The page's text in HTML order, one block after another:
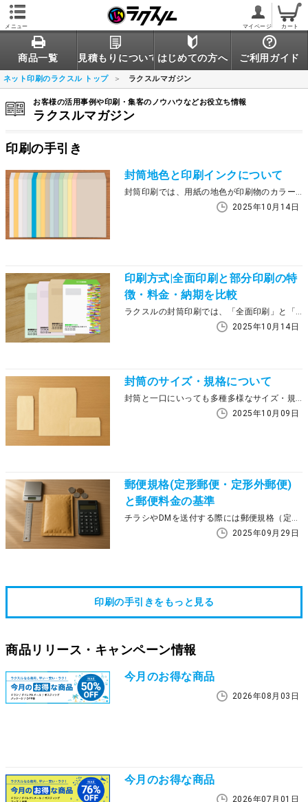
メニュー マイページ カート
商品一覧 見積もりについてはじめての方へ ご利用ガイド
ネット印刷のラクスル トップ ラクスルマガジン
お客様の活用事例や印刷・集客のノウハウなどお役立ち情報
ラクスルマガジン
印刷の手引き
封筒地色と印刷インクについて
封筒印刷では、用紙の地色が印刷物のカラーに大きな影響を与えます。イメージ通りのカラーで仕上げるには、封筒の地色ごとに印刷色がどのように変化するのかを知っておくことが重要です。 この記事では、正確なカラーを再現するために不可欠な特色インクの役割、そして印刷データの作成時に注意すべきポイントなどについて解説します。
2025年10月14日
印刷方式|全面印刷と部分印刷の特
徴・料金・納期を比較
ラクスルの封筒印刷では、「全面印刷」と「部分印刷」の2種類を用意しています。印刷できる範囲が異なるうえ、仕上がりの見た目やコスト、納期などにも違いがあります。 この記事では、ラクスルの封筒印刷における2種類の印刷方法を比較しながら、用途に応じた最適な選び方、デザイン制作の注意点について解説します。
2025年10月14日
封筒のサイズ・規格について
封筒と一口にいっても多種多様なサイズ・規格があるので、どれを選ぶべきか迷ってしまう方も多いのではないでしょうか。 日本国内で使われている封筒には長形・角形・洋形のおもに3種類あり、この記事ではそれぞれの特徴と併せてサイズ早見表も紹介します。また、封筒と定形・定形外郵便との関連性、封筒の用途別サイズ選びについても図表も交えて解説するので、ぜひご確認ください。
2025年10月09日
郵便規格(定形郵便・定形外郵便)
と郵便料金の基準
チラシやDMを送付する際には郵便規格（定形郵便・定形外郵便）に応じた封筒選びが必要です。 この記事では郵便規格と封筒設計の早見表や、定形郵便、定形外（規格内）郵便、定形外（規格外）郵便の基準など、郵便に関する具体的な内容を紹介します。郵便料金をお得にしたい方や、封筒の選び方で迷っている方は、ぜひ参考にしてください。
2025年09月29日
印刷の手引きをもっと見る
商品リリース・キャンペーン情報
今月のお得な商品
2026年08月03日
今月のお得な商品
2026年07月01日